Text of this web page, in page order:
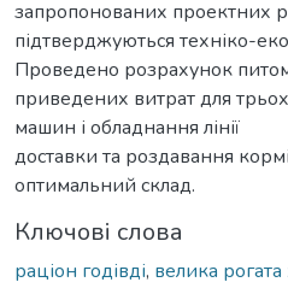
запропонованих проектних
підтверджуються техніко-
Проведено розрахунок
приведених витрат для трьох
машин і обладнання лінії
доставки та роздавання
оптимальний склад.
Ключові слова
раціон годівді, велика